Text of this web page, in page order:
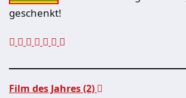
geschenkt!
Film des Jahres (2)